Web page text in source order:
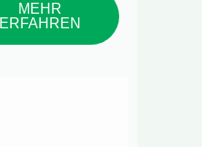
MEHR
ERFAHREN